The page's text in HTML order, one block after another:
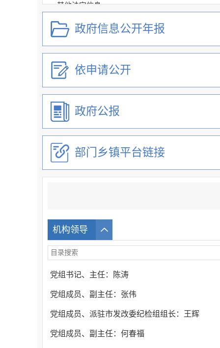
其他法定信息
稳经济和市场主体纾困
市场主体反映投资和工程建设项目审批问题办理
政府网站工作年度报表
政府信息公开年报
依申请公开
政府公报
部门乡镇平台链接
机构领导
党组书记、主任：陈涛
党组成员、副主任：张伟
党组成员、派驻市发改委纪检组组长：王辉
党组成员、副主任：何春福